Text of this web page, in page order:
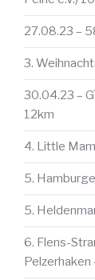
27.08.23 –
3.
30.04.23 –
12km
4. Little
5.
5.
6. Flens-
Pelzerhaken